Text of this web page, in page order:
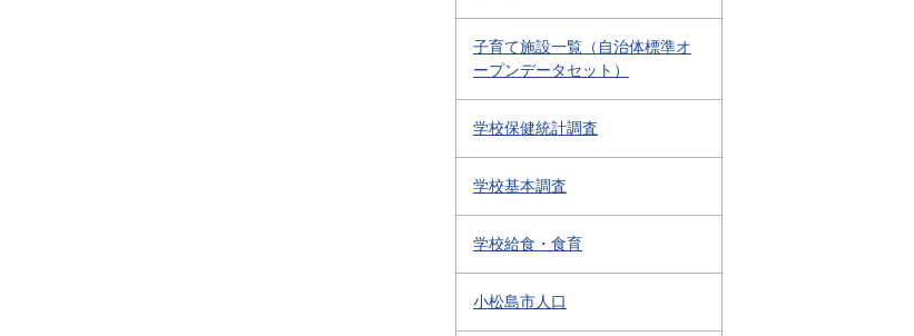
子育て施設一覧（自治体標準オ
ープンデータセット）
学校保健統計調査
学校基本調査
学校給食・食育
小松島市人口